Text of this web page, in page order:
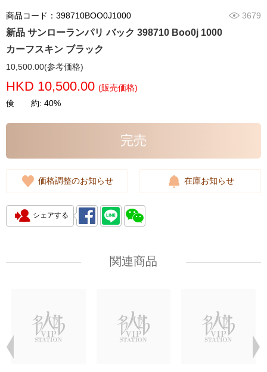
商品コード：398710BOO0J1000 3679
新品 サンローランパリ バック 398710 Boo0j 1000
カーフスキン ブラック
10,500.00(参考価格)
HKD 10,500.00 (販売価格)
倹 約: 40%
完売
価格調整のお知らせ 在庫お知らせ
シェアする
関連商品